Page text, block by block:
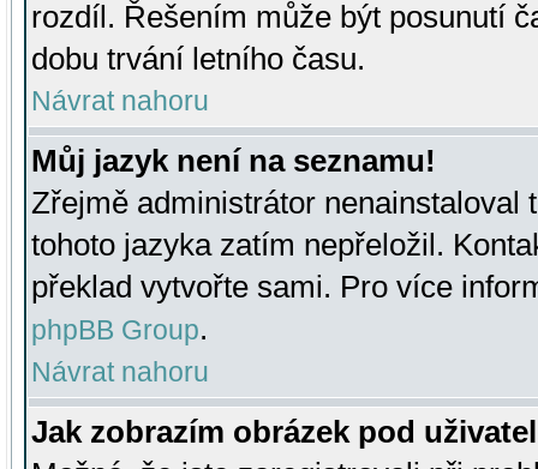
rozdíl. Řešením může být posunutí
dobu trvání letního času.
Návrat nahoru
Můj jazyk není na seznamu!
Zřejmě administrátor nenainstaloval
tohoto jazyka zatím nepřeložil.
překlad vytvořte sami. Pro více
phpBB Group.
Návrat nahoru
Jak zobrazím obrázek pod